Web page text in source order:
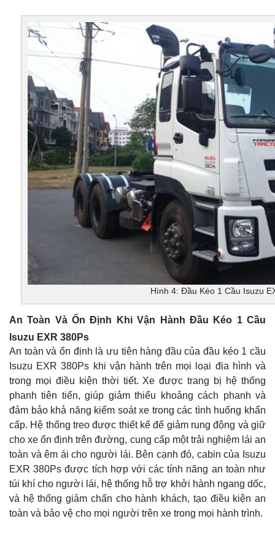
Hình 4: Đầu Kéo 1 Cầu Isuzu
An Toàn Và Ổn Định Khi Vận Hành Đầu Kéo 1 Cầu
Isuzu EXR 380Ps
An toàn và ổn định là ưu tiên hàng đầu của đầu kéo 1 cầu
Isuzu EXR 380Ps khi vận hành trên mọi loại địa hình và
trong mọi điều kiện thời tiết. Xe được trang bị hệ thống
phanh tiên tiến, giúp giảm thiểu khoảng cách phanh và
đảm bảo khả năng kiểm soát xe trong các tình huống khẩn
cấp. Hệ thống treo được thiết kế để giảm rung động và giữ
cho xe ổn định trên đường, cung cấp một trải nghiệm lái an
toàn và êm ái cho người lái. Bên cạnh đó, cabin của Isuzu
EXR 380Ps được tích hợp với các tính năng an toàn như
túi khí cho người lái, hệ thống hỗ trợ khởi hành ngang dốc,
và hệ thống giảm chấn cho hành khách, tạo điều kiện an
toàn và bảo vệ cho mọi người trên xe trong mọi hành trình.